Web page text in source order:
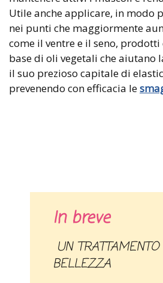
Utile anche applicare, in modo
nei punti che maggiormente
come il ventre e il seno,
base di oli vegetali che aiutano
il suo prezioso capitale di
prevenendo con efficacia le
In breve
UN TRATTAMENTO DI
BELLEZZA